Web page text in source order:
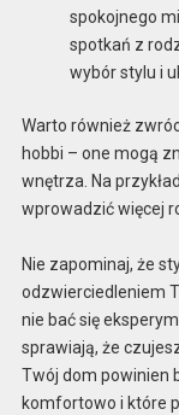
spokojnego
spotkań z
wybór stylu i
Warto również
hobbi – one mogą
wnętrza. Na
wprowadzić więcej
Nie zapominaj, że
odzwierciedleniem
nie bać się
sprawiają, że
Twój dom powinien
komfortowo i które